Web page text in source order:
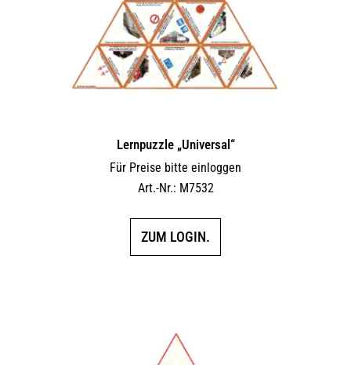
Lernpuzzle „Universal“
Für Preise bitte einloggen
Art.-Nr.: M7532
ZUM LOGIN.